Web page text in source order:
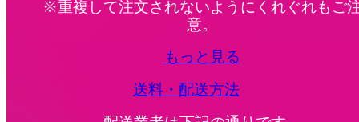
※重複して注文されないようにくれぐれもご
意。
もっと見る
送料・配送方法